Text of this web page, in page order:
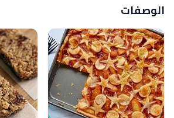
الوصفات